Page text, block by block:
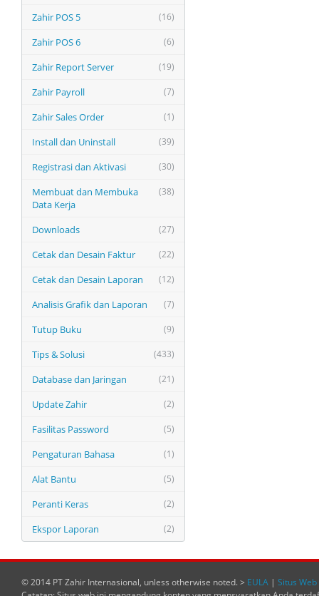
(16)
Zahir POS 5
(6)
Zahir POS 6
(19)
Zahir Report Server
(7)
Zahir Payroll
(1)
Zahir Sales Order
(39)
Install dan Uninstall
(30)
Registrasi dan Aktivasi
(38)
Membuat dan Membuka
Data Kerja
(27)
Downloads
(22)
Cetak dan Desain Faktur
(12)
Cetak dan Desain Laporan
(7)
Analisis Grafik dan Laporan
(9)
Tutup Buku
(433)
Tips & Solusi
(21)
Database dan Jaringan
(2)
Update Zahir
(5)
Fasilitas Password
(1)
Pengaturan Bahasa
(5)
Alat Bantu
(2)
Peranti Keras
(2)
Ekspor Laporan
© 2014 PT Zahir Internasional, unless otherwise noted. > EULA | Situs